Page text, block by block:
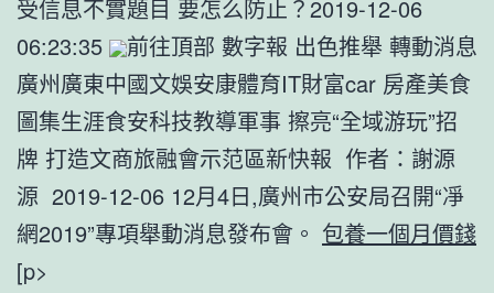
受信息不實題目 要怎么防止？2019-12-06
06:23:35
前往頂部 數字報 出色推舉 轉動消息
廣州廣東中國文娛安康體育IT財富car 房產美食
圖集生涯食安科技教導軍事 擦亮“全域游玩”招
牌 打造文商旅融會示范區新快報 作者：謝源
源 2019-12-06 12月4日,廣州市公安局召開“凈
網2019”專項舉動消息發布會。 包養一個月價錢
[p>